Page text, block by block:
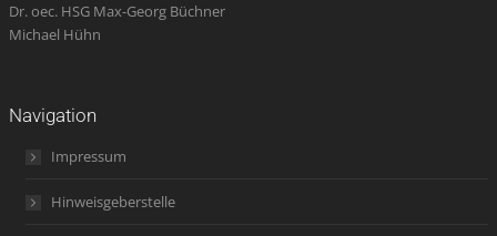
Dr. oec. HSG Max-Georg Büchner
Michael Hühn
Navigation
Impressum
Hinweisgeberstelle